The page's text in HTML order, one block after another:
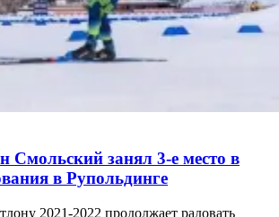
Смольский занял 3-е место в
в Рупольдинге
2021-2022 продолжает радовать